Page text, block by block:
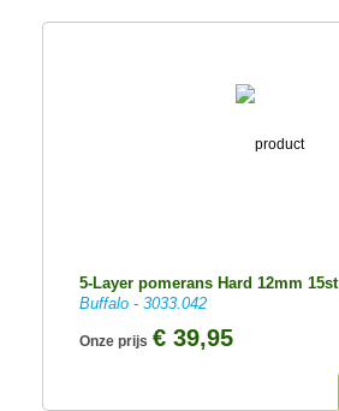
5-Layer pomerans Hard 12mm 15st
Buffalo - 3033.042
Onze prijs € 39,95